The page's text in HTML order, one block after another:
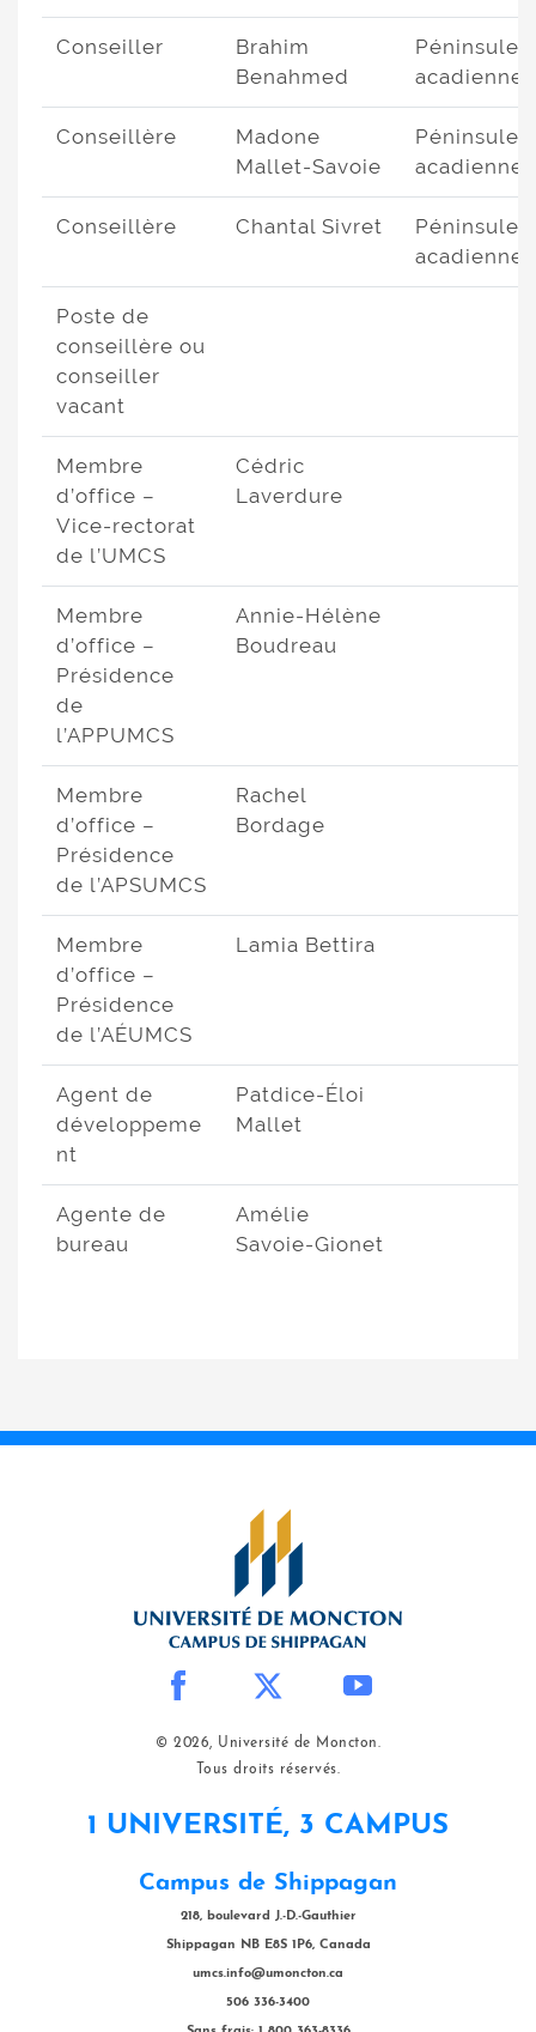
Conseiller
Brahim
Benahmed
Péninsule
acadienne
Conseillère
Madone
Mallet-Savoie
Péninsule
acadienne
Conseillère Chantal Sivret
Péninsule
acadienne
Poste de
conseillère ou
conseiller
vacant
Membre
d’office –
Vice-rectorat
de l’UMCS
Cédric
Laverdure
Membre
d’office –
Présidence
de
l’APPUMCS
Annie-Hélène
Boudreau
Membre
d’office –
Présidence
de l’APSUMCS
Rachel
Bordage
Membre
d’office –
Présidence
de l’AÉUMCS
Lamia Bettira
Agent de
développeme
nt
Patdice-Éloi
Mallet
Agente de
bureau
Amélie
Savoie-Gionet
© 2026, Université de Moncton.
Tous droits réservés.
1 UNIVERSITÉ, 3 CAMPUS
Campus de Shippagan
218, boulevard J.-D.-Gauthier
Shippagan NB E8S 1P6, Canada
umcs.info@umoncton.ca
506 336-3400